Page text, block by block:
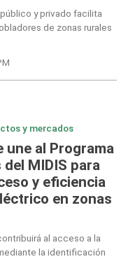
y privado facilita
de zonas rurales
y mercados
une al Programa
del MIDIS para
y eficiencia
en zonas
al acceso a la
la identificación